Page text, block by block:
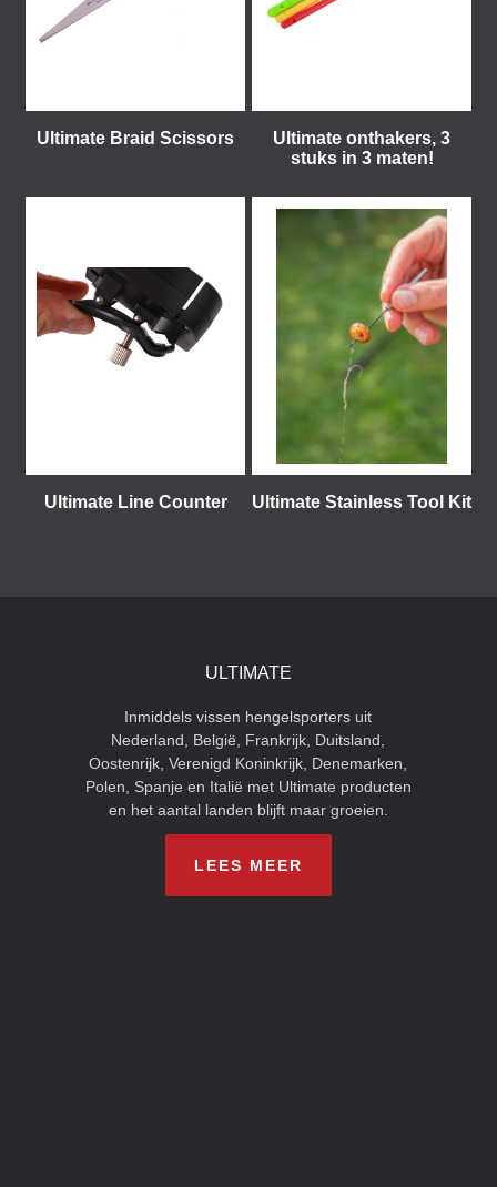
Ultimate Braid Scissors
Ultimate onthakers, 3
stuks in 3 maten!
Ultimate Line Counter Ultimate Stainless Tool Kit
ULTIMATE
Inmiddels vissen hengelsporters uit
Nederland, België, Frankrijk, Duitsland,
Oostenrijk, Verenigd Koninkrijk, Denemarken,
Polen, Spanje en Italië met Ultimate producten
en het aantal landen blijft maar groeien.
LEES MEER